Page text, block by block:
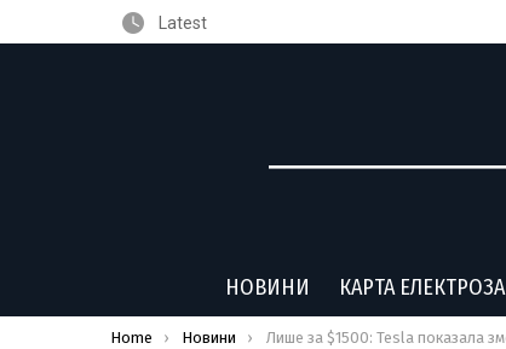
Latest
НОВИНИ КАРТА
You are here:
Home Новини Лише за $1500: Tesla показала зменшений варіант електричного